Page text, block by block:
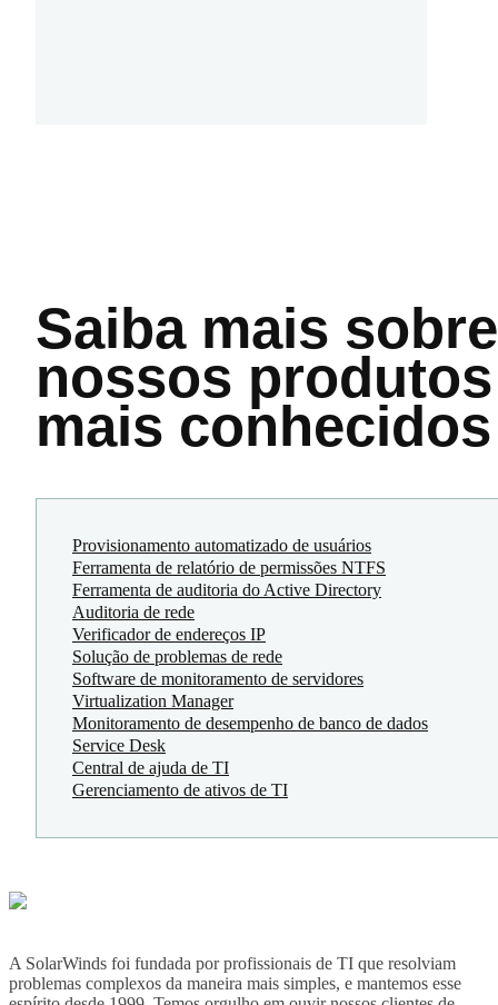
Saiba mais sobre
nossos produtos
mais conhecidos
Provisionamento automatizado de usuários
Ferramenta de relatório de permissões NTFS
Ferramenta de auditoria do Active Directory
Auditoria de rede
Verificador de endereços IP
Solução de problemas de rede
Software de monitoramento de servidores
Virtualization Manager
Monitoramento de desempenho de banco de dados
Service Desk
Central de ajuda de TI
Gerenciamento de ativos de TI
A SolarWinds foi fundada por profissionais de TI que resolviam
problemas complexos da maneira mais simples, e mantemos esse